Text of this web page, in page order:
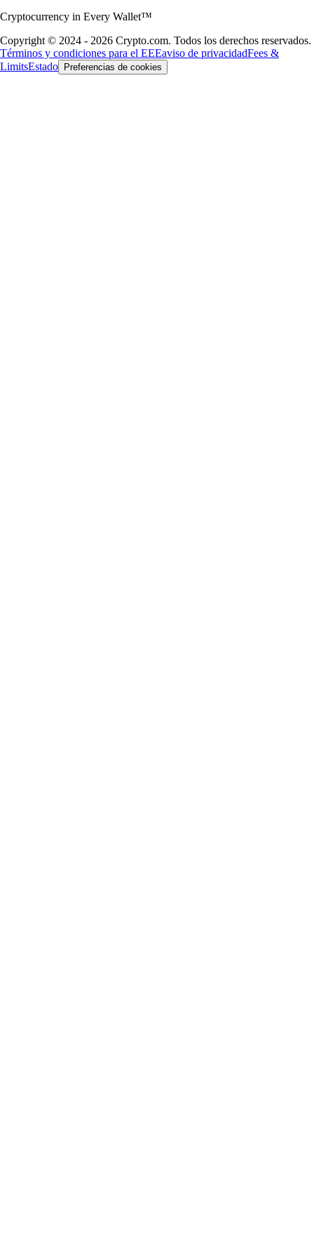
Cryptocurrency in Every Wallet™
Copyright © 2024 - 2026 Crypto.com. Todos los derechos reservados.
Términos y condiciones para el EEEaviso de privacidadFees &
LimitsEstado Preferencias de cookies